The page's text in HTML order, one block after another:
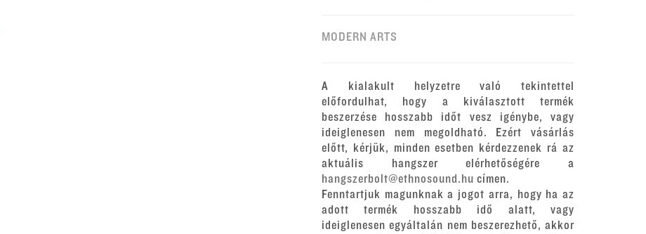
MODERN ARTS
A kialakult helyzetre való tekintettel
előfordulhat, hogy a kiválasztott termék
beszerzése hosszabb időt vesz igénybe, vagy
ideiglenesen nem megoldható. Ezért vásárlás
előtt, kérjük, minden esetben kérdezzenek rá az
aktuális hangszer elérhetőségére a
hangszerbolt@ethnosound.hu címen.
Fenntartjuk magunknak a jogot arra, hogy ha az
adott termék hosszabb idő alatt, vagy
ideiglenesen egyáltalán nem beszerezhető, akkor